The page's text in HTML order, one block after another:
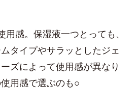
感。保湿液一つとっても、
タイプやサラッとしたジェ
ズによって使用感が異なり
用感で選ぶのも○